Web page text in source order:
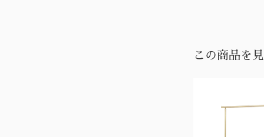
この商品を